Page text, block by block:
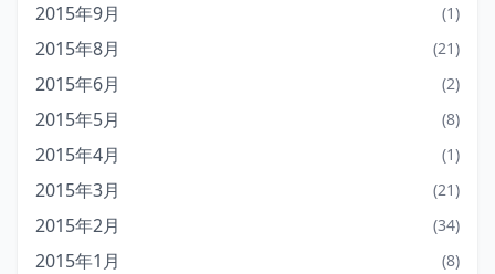
2015年9月 (1)
2015年8月 (21)
2015年6月 (2)
2015年5月 (8)
2015年4月 (1)
2015年3月 (21)
2015年2月 (34)
2015年1月 (8)